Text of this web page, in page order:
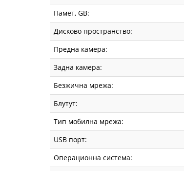
Памет, GB:
Дисково пространство:
Предна камера:
Задна камера:
Безжична мрежа:
Блутут:
Тип мобилна мрежа:
USB порт:
Операционна система: